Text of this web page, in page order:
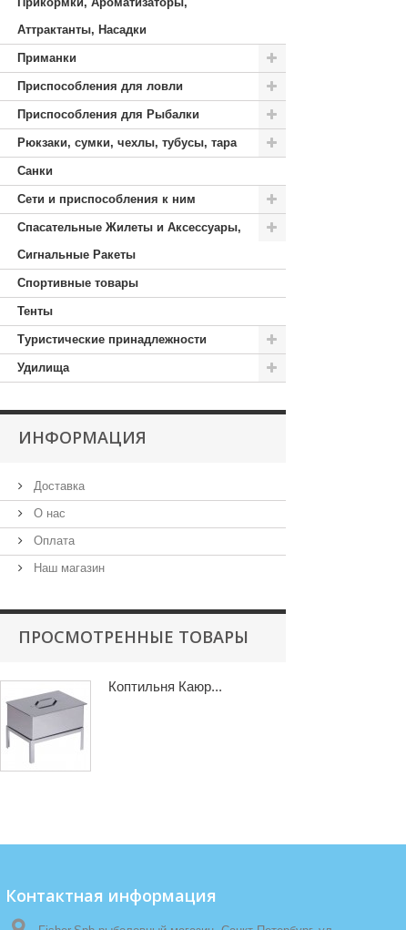
Аттрактанты, Насадки
Приманки
Приспособления для ловли
Приспособления для Рыбалки
Рюкзаки, сумки, чехлы, тубусы, тара
Санки
Сети и приспособления к ним
Спасательные Жилеты и Аксессуары,
Сигнальные Ракеты
Спортивные товары
Тенты
Туристические принадлежности
Удилища
ИНФОРМАЦИЯ
Доставка
О нас
Оплата
Наш магазин
ПРОСМОТРЕННЫЕ ТОВАРЫ
Коптильня Каюр...
Контактная информация